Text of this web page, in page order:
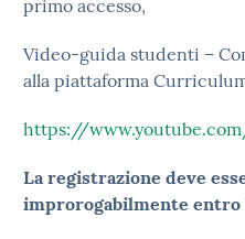
primo accesso,
Video-guida studenti –
alla piattaforma
https://
La registrazione deve
improrogabilmente